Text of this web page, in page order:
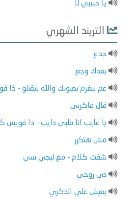
يا حبيبي لا
التريند الشهري
جدع
بعدك وجع
عم بنغرم بعيونك والله بيقتلو - ذا
قال فاكرني
يا غايب انا قلبى دايب - ذا فويس كيدز
مش هتكرر
شفت كلام - مع ليجي سي
دي روحي
بعيش علي الذكري